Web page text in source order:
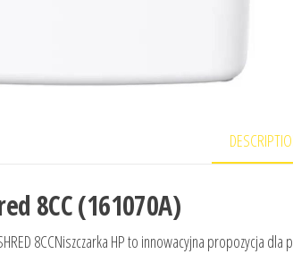
8CC (161070A)
8CCNiszczarka HP to innowacyjna propozycja